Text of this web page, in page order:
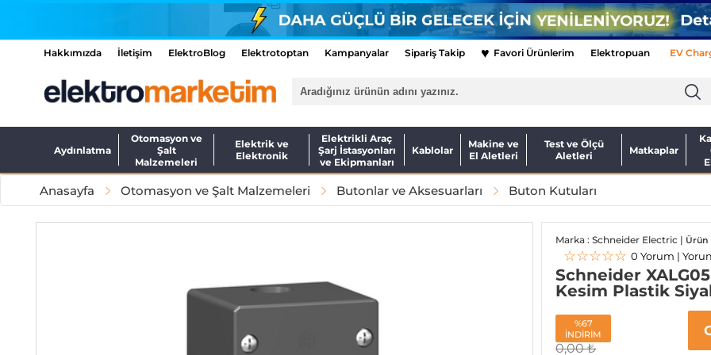
Hakkımızda İletişim ElektroBlog Elektrotoptan Kampanyalar Sipariş Takip ♥ Favori Ürünlerim Elektropuan EV
Aydınlatma
Otomasyon ve
Şalt
Malzemeleri
Elektrik ve
Elektronik
Elektrikli Araç
Şarj İstasyonları
ve Ekipmanları
Kablolar
Makine ve
El Aletleri
Test ve Ölçü
Aletleri
Matkaplar
Anasayfa Otomasyon ve Şalt Malzemeleri Butonlar ve Aksesuarları Buton Kutuları
Marka : Schneider Electric | Ürün
☆☆☆☆☆ 0 Yorum |
Schneider
Kesim Plastik
%67
İNDİRİM
0,00₺